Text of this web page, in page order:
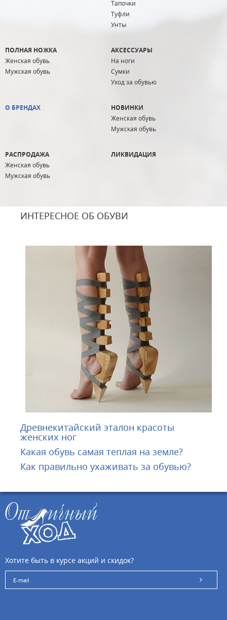
Тапочки
Туфли
Унты
ПОЛНАЯ НОЖКА
Женская обувь
Мужская обувь
АКСЕССУАРЫ
На ноги
Сумки
Уход за обувью
О БРЕНДАХ
НОВИНКИ
Женская обувь
Мужская обувь
РАСПРОДАЖА
Женская обувь
Мужская обувь
ЛИКВИДАЦИЯ
ИНТЕРЕСНОЕ ОБ ОБУВИ
Древнекитайский эталон красоты
женских ног
Какая обувь самая теплая на земле?
Как правильно ухаживать за обувью?
Хотите быть в курсе акций и скидок?